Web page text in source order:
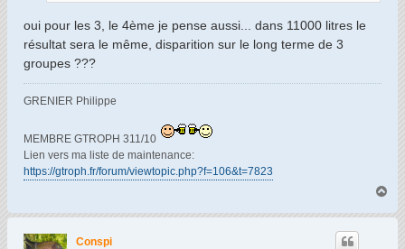
oui pour les 3, le 4ème je pense aussi... dans 11000 litres le
résultat sera le même, disparition sur le long terme de 3
groupes ???
GRENIER Philippe
MEMBRE GTROPH 311/10
Lien vers ma liste de maintenance:
https://gtroph.fr/forum/viewtopic.php?f=106&t=7823
u
Conspi